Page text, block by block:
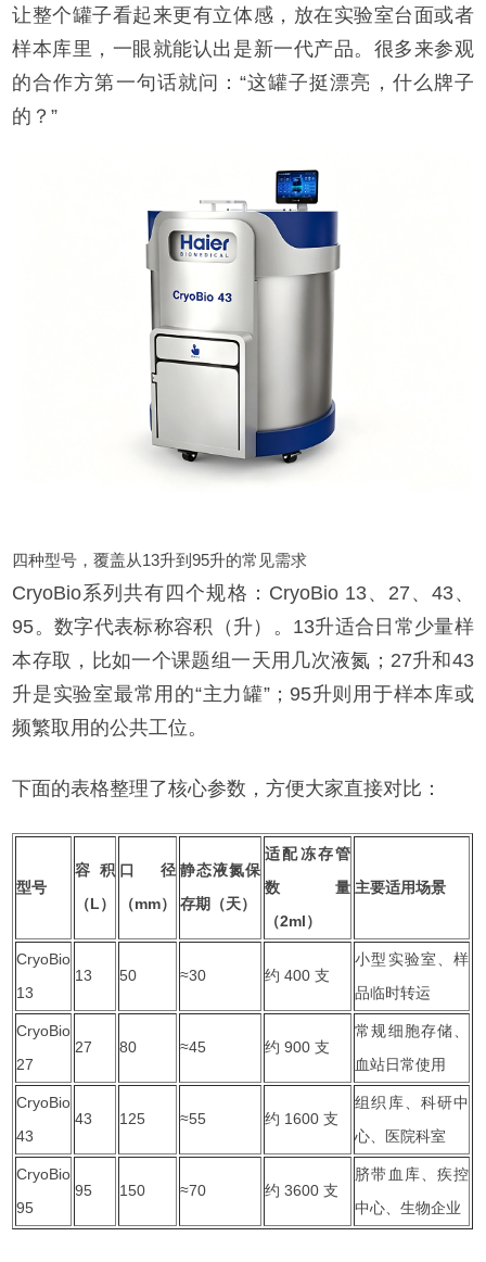
让整个罐子看起来更有立体感，放在实验室台面或者
样本库里，一眼就能认出是新一代产品。很多来参观
的合作方第一句话就问：“这罐子挺漂亮，什么牌子
的？”
四种型号，覆盖从13升到95升的常见需求
CryoBio系列共有四个规格：CryoBio 13、27、43、
95。数字代表标称容积（升）。13升适合日常少量样
本存取，比如一个课题组一天用几次液氮；27升和43
升是实验室最常用的“主力罐”；95升则用于样本库或
频繁取用的公共工位。
下面的表格整理了核心参数，方便大家直接对比：
型号
容积 口径 静态液氮保
存期（天）
适配冻存管
数量
（2ml）
主要适用场景
CryoBio
13
13 50 ≈30 约 400 支
小型实验室、样
品临时转运
CryoBio
27
27 80 ≈45 约 900 支
常规细胞存储、
血站日常使用
CryoBio
43
43 125 ≈55 约 1600 支
组织库、科研中
心、医院科室
CryoBio
95
95 150 ≈70 约 3600 支
脐带血库、疾控
中心、生物企业